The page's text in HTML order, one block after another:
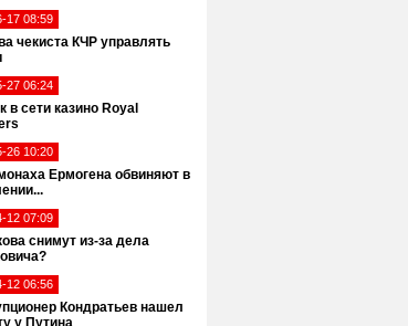
17 08:59
чекиста КЧР управлять
27 06:24
в сети казино Royal
26 10:20
Ермогена обвиняют в
12 07:09
снимут из-за дела
12 06:56
Кондратьев нашел
у Путина